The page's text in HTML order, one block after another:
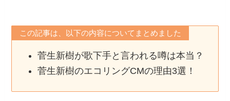
この記事は、以下の内容についてまとめました
菅生新樹が歌下手と言われる噂は本当？
菅生新樹のエコリングCMの理由3選！